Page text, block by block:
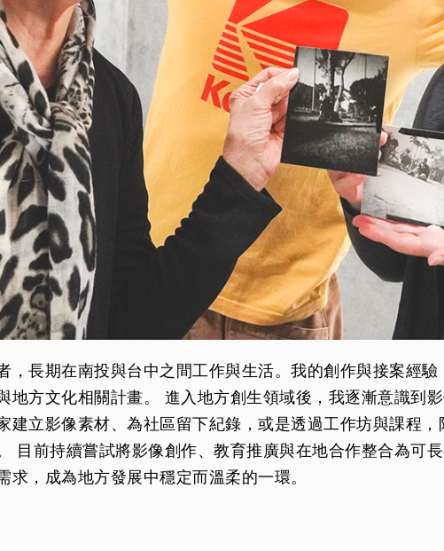
，長期在南投與台中之間工作與生活。我的創作與接案經
地方文化相關計畫。 進入地方創生領域後，我逐漸意識到
建立影像素材、為社區留下紀錄，或是透過工作坊與課程
目前持續嘗試將影像創作、教育推廣與在地合作整合為可
，成為地方發展中穩定而溫柔的一環。